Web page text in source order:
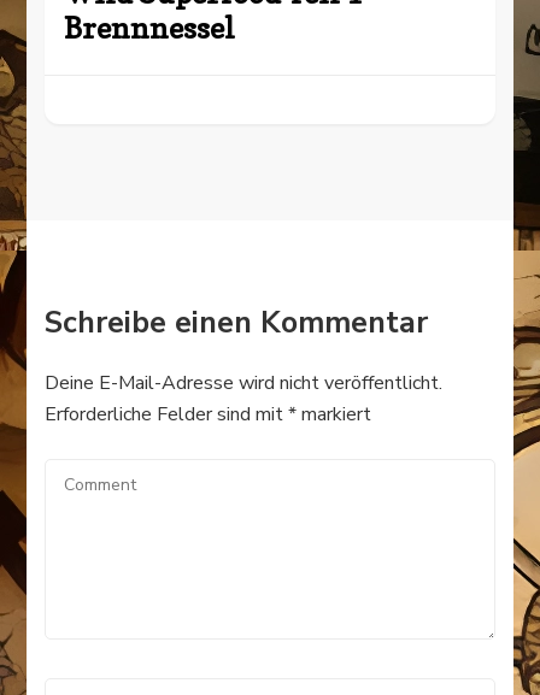
Brennnessel
Schreibe einen Kommentar
Deine E-Mail-Adresse wird nicht veröffentlicht.
Erforderliche Felder sind mit*markiert